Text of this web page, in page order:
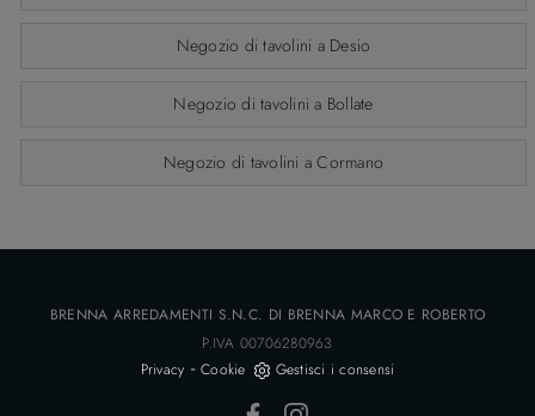
Negozio di tavolini a Desio
Negozio di tavolini a Bollate
Negozio di tavolini a Cormano
BRENNA ARREDAMENTI S.N.C. DI BRENNA MARCO E ROBERTO
P.IVA 00706280963
Privacy -Cookie Gestisci i consensi